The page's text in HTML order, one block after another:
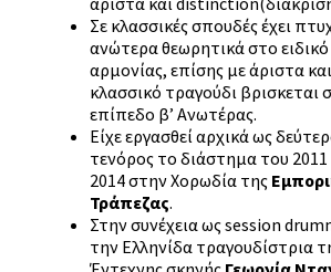
Σε κλασσικές σπουδές έχει
ανώτερα θεωρητικά στο ειδικό
αρμονίας, επίσης με άριστα
κλασσικό τραγούδι βρισκεται
επίπεδο β’ Ανωτέρας.
Είχε εργασθεί αρχικά ως
τενόρος το διάστημα του 2011
2014 στην Χορωδία της
Τράπεζας.
Στην συνέχεια ως session
την Ελληνίδα τραγουδίστρια